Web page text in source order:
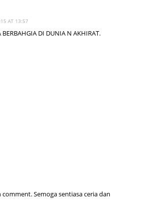
AT 13:57
BERBAHGIA DI DUNIA N AKHIRAT.
comment. Semoga sentiasa ceria dan